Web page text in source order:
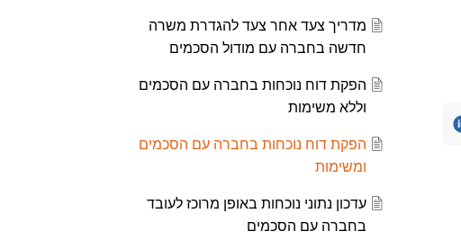
מדריך צעד אחר צעד להגדרת משרה
חדשה בחברה עם מודול הסכמים
הפקת דוח נוכחות בחברה עם הסכמים
וללא משימות
הפקת דוח נוכחות בחברה עם הסכמים
ומשימות
עדכון נתוני נוכחות באופן מרוכז לעובד
בחברה עם הסכמים